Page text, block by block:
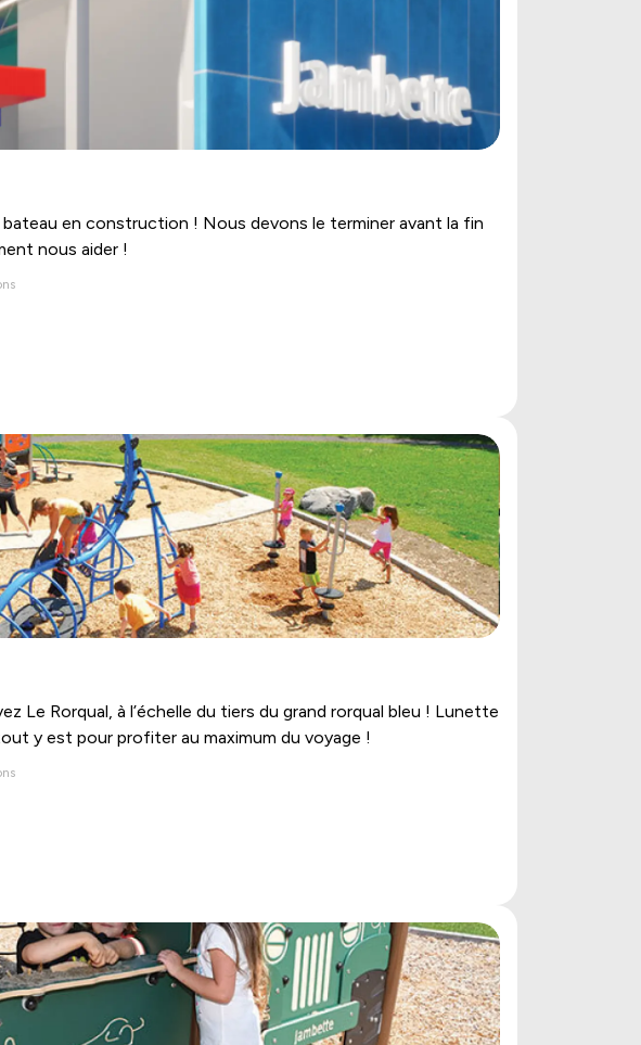
en construction ! Nous devons le terminer avant la fin
nous aider !
Le Rorqual, à l’échelle du tiers du grand rorqual bleu ! Lunette
y est pour profiter au maximum du voyage !